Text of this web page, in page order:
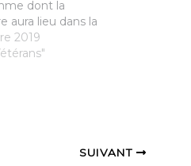
dont la
aura lieu dans la
de Vitré. Vous
l'inscription
2019
SUIVANT